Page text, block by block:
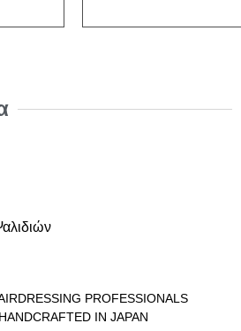
PROFESSIONALS
HANDCRAFTED IN JAPAN